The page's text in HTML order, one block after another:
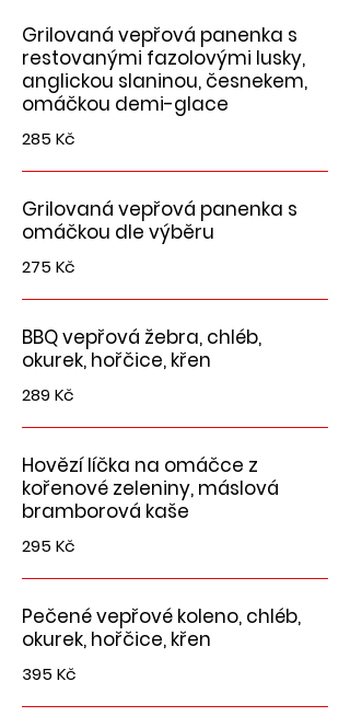
Grilovaná vepřová panenka s
restovanými fazolovými lusky,
anglickou slaninou, česnekem,
omáčkou demi-glace
285 Kč
Grilovaná vepřová panenka s
omáčkou dle výběru
275 Kč
BBQ vepřová žebra, chléb,
okurek, hořčice, křen
289 Kč
Hovězí líčka na omáčce z
kořenové zeleniny, máslová
bramborová kaše
295 Kč
Pečené vepřové koleno, chléb,
okurek, hořčice, křen
395 Kč